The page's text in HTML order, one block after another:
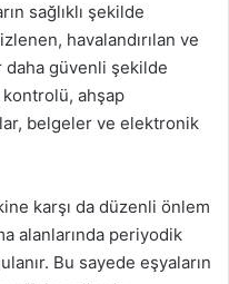
sağlıklı şekilde
havalandırılan ve
güvenli şekilde
ahşap
belgeler ve elektronik
karşı da düzenli önlem
alanlarında periyodik
Bu sayede eşyaların